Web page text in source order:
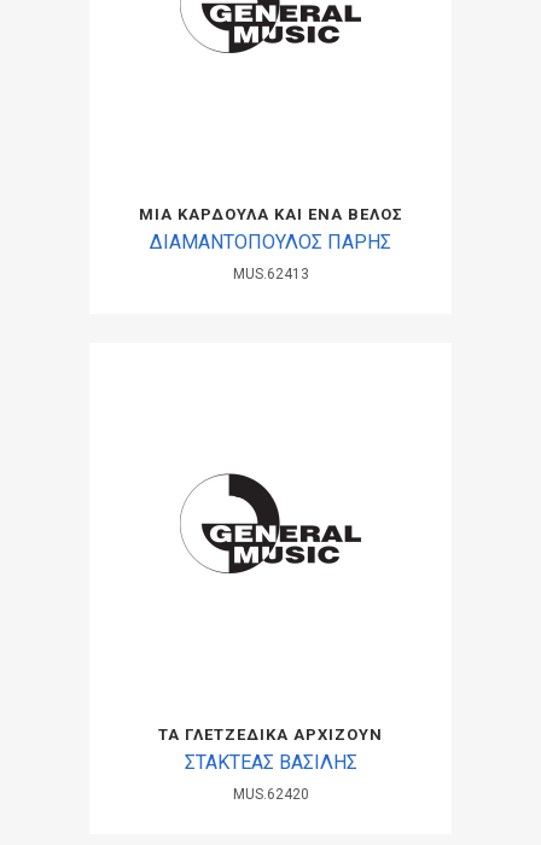
ΜΙΑ ΚΑΡΔΟΥΛΑ ΚΑΙ ΕΝΑ ΒΕΛΟΣ
ΔΙΑΜΑΝΤΟΠΟΥΛΟΣ ΠΑΡΗΣ
MUS.62413
ΤΑ ΓΛΕΤΖΕΔΙΚΑ ΑΡΧΙΖΟΥΝ
ΣΤΑΚΤΕΑΣ ΒΑΣΙΛΗΣ
MUS.62420